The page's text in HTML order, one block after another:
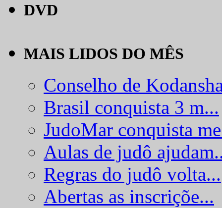
DVD
MAIS LIDOS DO MÊS
Conselho de
Brasil conquista 3 m...
JudoMar conquista
Aulas de judô
Regras do judô volta...
Abertas as inscriçõe...